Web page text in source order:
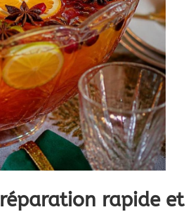
rapide et